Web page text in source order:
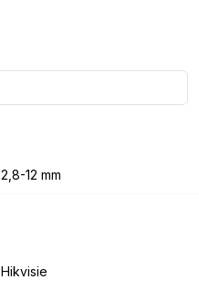
2,8-12 mm
Hikvisie